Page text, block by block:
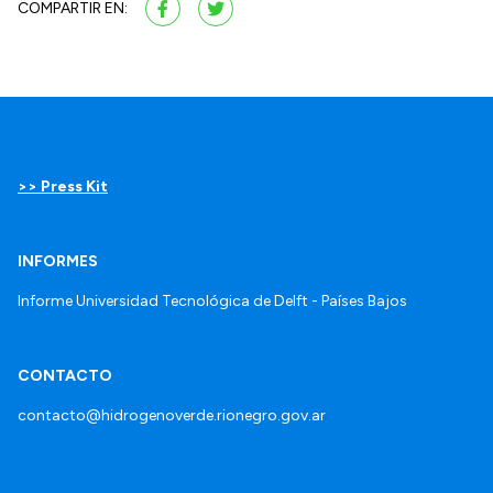
COMPARTIR EN:
>> Press Kit
INFORMES
Informe Universidad Tecnológica de Delft - Países Bajos
CONTACTO
contacto@hidrogenoverde.rionegro.gov.ar